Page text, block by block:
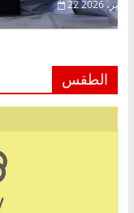
22 فبراير، 2026
الطقس